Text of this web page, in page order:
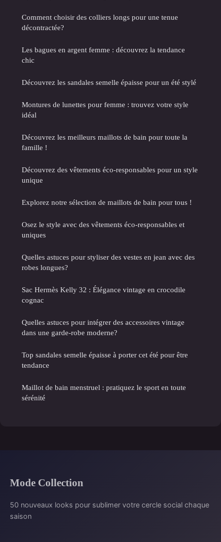
Comment choisir des colliers longs pour une tenue
décontractée?
Les bagues en argent femme : découvrez la tendance
chic
Découvrez les sandales semelle épaisse pour un été stylé
Montures de lunettes pour femme : trouvez votre style
idéal
Découvrez les meilleurs maillots de bain pour toute la
famille !
Découvrez des vêtements éco-responsables pour un style
unique
Explorez notre sélection de maillots de bain pour tous !
Osez le style avec des vêtements éco-responsables et
uniques
Quelles astuces pour styliser des vestes en jean avec des
robes longues?
Sac Hermès Kelly 32 : Élégance vintage en crocodile
cognac
Quelles astuces pour intégrer des accessoires vintage
dans une garde-robe moderne?
Top sandales semelle épaisse à porter cet été pour être
tendance
Maillot de bain menstruel : pratiquez le sport en toute
sérénité
Mode Collection
50 nouveaux looks pour sublimer votre cercle social chaque
saison